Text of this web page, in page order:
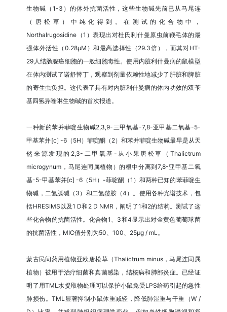
生物碱（1-3）的体外抗菌活性，这些生物碱先前已从马尾连
（唐松草）中纯化得到。在测试的化合物中，
Northalrugosidine（1）表现出对杜氏利什曼原虫前鞭毛体的最
强体外活性（0.28μM）和最高选择性（29.3倍），而其对HT-
29人结肠腺癌细胞的一般细胞毒性。使用内脏利什曼病的鼠模型
在体内测试了诺舒替丁，观察到剂量依赖性地减少了肝脏和脾脏
的寄生虫负担。这代表了具有对内脏利什曼病的体内功效的双苄
基四氢异喹啉生物碱的首次报道。
一种新的苯并菲啶生物碱2,3,9-三甲氧基-7,8-亚甲基二氧基-5-
甲基苯并[c] -6（5H）菲啶酮（2）和苯并菲啶生物碱最早是从天
然来源发现的2,3-二甲氧基-从小果唐松草（Thalictrum
microgynum，马尾连同属植物）的根中分离到7,8-亚甲基二氧
基-5-甲基苯并[c] -6（5H）-菲啶酮（1）和两种已知的苯菲啶生
物碱，二氢胍碱（3）和二氢螯胺（4）。使用各种光谱技术，包
括HRESIMS以及1 D和2 D NMR，阐明了1和2的结构。测试了这
些化合物的抗菌活性。化合物1、3和4显示出对金黄色葡萄球菌
的抗菌活性，MIC值分别为50、100、25μg / mL。
蒙古民间药用植物亚欧唐松草（Thalictrum minus，马尾连同属
植物）被用于治疗细菌和真菌感染，结核病和肺部炎症。已经证
明了用TML水提取物处理可以保护小鼠免受LPS给药引起的急性
肺损伤。TML显著抑制小鼠体重减轻，降低肺湿重与干重（W /